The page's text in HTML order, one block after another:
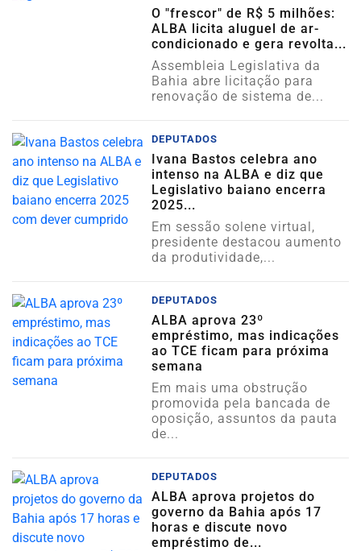
O "frescor" de R$ 5 milhões:
ALBA licita aluguel de ar-
condicionado e gera revolta...
Assembleia Legislativa da
Bahia abre licitação para
renovação de sistema de...
DEPUTADOS
Ivana Bastos celebra ano
intenso na ALBA e diz que
Legislativo baiano encerra
2025...
Em sessão solene virtual,
presidente destacou aumento
da produtividade,...
DEPUTADOS
ALBA aprova 23º
empréstimo, mas indicações
ao TCE ficam para próxima
semana
Em mais uma obstrução
promovida pela bancada de
oposição, assuntos da pauta
de...
DEPUTADOS
ALBA aprova projetos do
governo da Bahia após 17
horas e discute novo
empréstimo de...